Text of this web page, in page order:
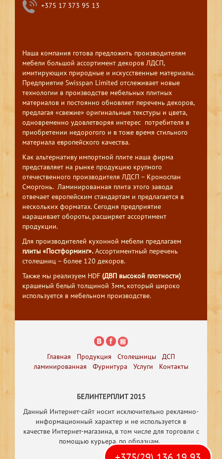
+375 17 373 95 13
Наша компания готова предложить производителям
мебели большой ассортимент декоров ЛДСП,
имитирующих природные и искусственные материалы.
Предприятие Swisspan Limited отслеживает новые
технологии в производстве мебельных плитных
материалов и постоянно обновляет перечень декоров,
предлагая «свежие» оригинальные текстуры и цвета,
одновременно удовлетворяя интерес потребителя в
приобретении недорогого и в тоже время стильного
материала европейского качества.
Как альтернативу импортной плите наша фирма
представляет на рынке продукцию крупного
отечественного производителя ЛДСП – Кроноспан
Сморгонь. Ламинированная плита этого завода
отвечает европейским стандартам и предлагается в
нескольких форматах. Сегодня предприятие
наращивает обороты, расширяет ассортимент
продукции.
Для производителей кухонной мебели предлагаем
плиты «Постформинг». Ассортиментный перечень
столешниц – более 120 декоров.
Также мы реализуем HDF (ДВП высокой плотности)
крашеный белый толщиной 3мм, который широко
используется в мебельном производстве.
Главная Продукция Столешницы
ДСП
ламинированная
Фурнитура Услуги Контакты
БЕЛИНТЕРПЛИТ 2015
Данный Интернет-сайт носит исключительно рекламно-
информационный характер и не используется в
качестве Интернет-магазина, в том числе для торговли с
помощью курьера, по образцам.
Разработка